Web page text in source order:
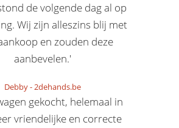
de volgende dag al op
Wij zijn alleszins blij met
en zouden deze
aanbevelen.'
Debby-2dehands.be
gekocht, helemaal in
vriendelijke en correcte